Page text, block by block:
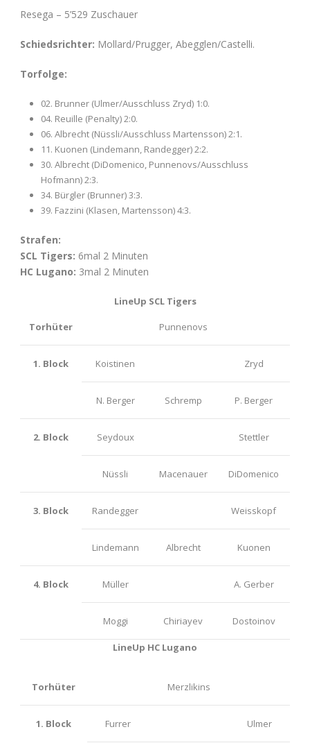
Resega – 5’529 Zuschauer
Schiedsrichter: Mollard/Prugger, Abegglen/Castelli.
Torfolge:
02. Brunner (Ulmer/Ausschluss Zryd) 1:0.
04. Reuille (Penalty) 2:0.
06. Albrecht (Nüssli/Ausschluss Martensson) 2:1.
11. Kuonen (Lindemann, Randegger) 2:2.
30. Albrecht (DiDomenico, Punnenovs/Ausschluss
Hofmann) 2:3.
34. Bürgler (Brunner) 3:3.
39. Fazzini (Klasen, Martensson) 4:3.
Strafen:
SCL Tigers: 6mal 2 Minuten
HC Lugano: 3mal 2 Minuten
LineUp SCL Tigers
Torhüter Punnenovs
1. Block Koistinen Zryd
N. Berger Schremp P. Berger
2. Block Seydoux Stettler
Nüssli Macenauer DiDomenico
3. Block Randegger Weisskopf
Lindemann Albrecht Kuonen
4. Block Müller A. Gerber
Moggi Chiriayev Dostoinov
LineUp HC Lugano
Torhüter Merzlikins
1. Block Furrer Ulmer